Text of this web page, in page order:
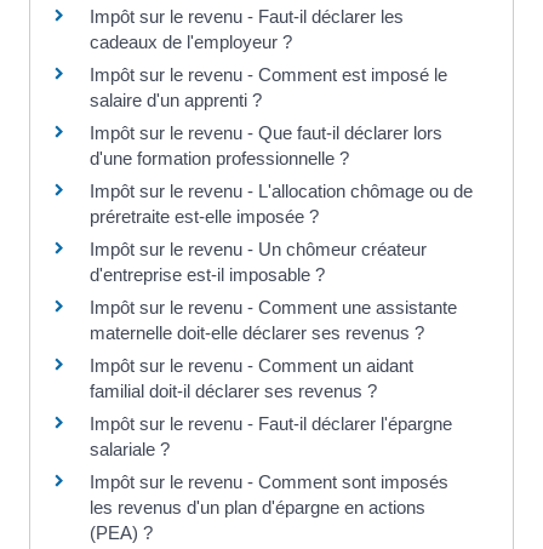
Impôt sur le revenu - Faut-il déclarer les
cadeaux de l'employeur ?
Impôt sur le revenu - Comment est imposé le
salaire d'un apprenti ?
Impôt sur le revenu - Que faut-il déclarer lors
d'une formation professionnelle ?
Impôt sur le revenu - L'allocation chômage ou de
préretraite est-elle imposée ?
Impôt sur le revenu - Un chômeur créateur
d'entreprise est-il imposable ?
Impôt sur le revenu - Comment une assistante
maternelle doit-elle déclarer ses revenus ?
Impôt sur le revenu - Comment un aidant
familial doit-il déclarer ses revenus ?
Impôt sur le revenu - Faut-il déclarer l'épargne
salariale ?
Impôt sur le revenu - Comment sont imposés
les revenus d'un plan d'épargne en actions
(PEA) ?